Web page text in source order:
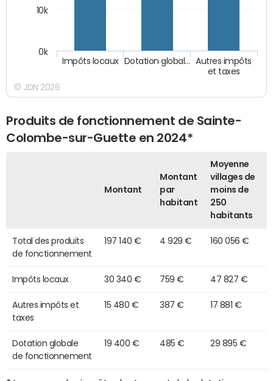
Autres impôts
et taxes
Dotation global…
Impôts locaux
0k
10k
© JDN 2026
Produits de fonctionnement de Sainte-
Colombe-sur-Guette en 2024*
Montant
Montant
par
habitant
Moyenne
villages de
moins de
250
habitants
Total des produits
de fonctionnement
197 140 € 4 929 € 160 056 €
Impôts locaux 30 340 € 759 € 47 827 €
Autres impôts et
taxes
15 480 € 387 € 17 881 €
Dotation globale
de fonctionnement
19 400 € 485 € 29 895 €